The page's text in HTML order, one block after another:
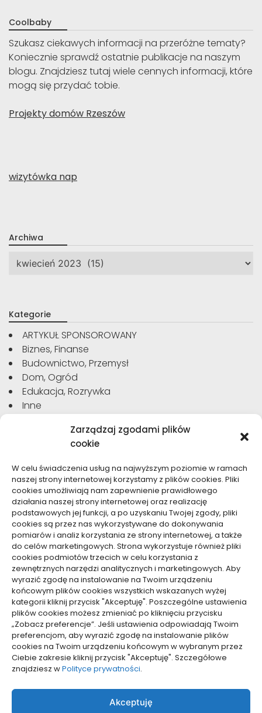
Zarządzaj zgodami plików
cookie
W celu świadczenia usług na najwyższym poziomie w ramach
naszej strony internetowej korzystamy z plików cookies. Pliki
cookies umożliwiają nam zapewnienie prawidłowego
działania naszej strony internetowej oraz realizację
podstawowych jej funkcji, a po uzyskaniu Twojej zgody, pliki
cookies są przez nas wykorzystywane do dokonywania
pomiarów i analiz korzystania ze strony internetowej, a także
do celów marketingowych. Strona wykorzystuje również pliki
cookies podmiotów trzecich w celu korzystania z
zewnętrznych narzędzi analitycznych i marketingowych. Aby
wyrazić zgodę na instalowanie na Twoim urządzeniu
końcowym plików cookies wszystkich wskazanych wyżej
kategorii kliknij przycisk "Akceptuję". Poszczególne ustawienia
plików cookies możesz zmieniać po kliknięciu przycisku
„Zobacz preferencje”. Jeśli ustawienia odpowiadają Twoim
preferencjom, aby wyrazić zgodę na instalowanie plików
cookies na Twoim urządzeniu końcowym w wybranym przez
Ciebie zakresie kliknij przycisk "Akceptuję". Szczegółowe
znajdziesz wPolityce prywatności.
Akceptuję
Coolbaby
Szukasz ciekawych informacji na przeróżne tematy?
Koniecznie sprawdź ostatnie publikacje na naszym
blogu. Znajdziesz tutaj wiele cennych informacji, które
mogą się przydać tobie.
Projekty domów Rzeszów
wizytówka nap
Archiwa
Archiwa
Kategorie
ARTYKUŁ SPONSOROWANY
Biznes, Finanse
Budownictwo, Przemysł
Dom, Ogród
Edukacja, Rozrywka
Inne
Motoryzacja, Transport
Sport, Turystyka
Technologie
Usługi
Zdrowie, Medycyna
Dolącz do nas
Lubisz pisać teksty i chciałbyś się podzielić swoją
wiedzą z innymi? Dołącz do nas już teraz. Podziel się
swoją wiedzą z innymi.
Polityka plików cookies (EU)
Polityka prywatności